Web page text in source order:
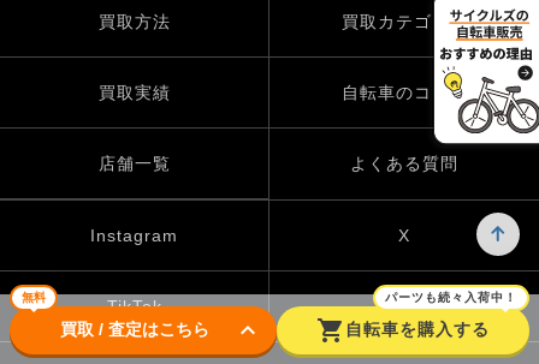
無料
買取 / 査定はこちら keyboard_arrow_down shopping_cart
パーツも続々入荷中！
自転車を購入する
買取方法 買取カテゴリー
買取実績 自転車のコラム
店舗一覧 よくある質問
Instagram X
TikTok